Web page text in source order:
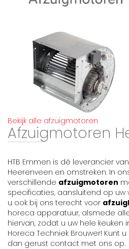
Bekijk alle afzuigmotoren
Afzuigmotoren
HTB Emmen is dé leverancier
Heerenveen en omstreken. In
verschillende afzuigmotoren
specificaties, aansluitend op uw
u ook bij ons terecht voor
horeca apparatuur, alsmede
hiervan, zodat u uw hele keuken
Horeca Techniek Brouwer! Kunt
dan gerust contact met ons op.